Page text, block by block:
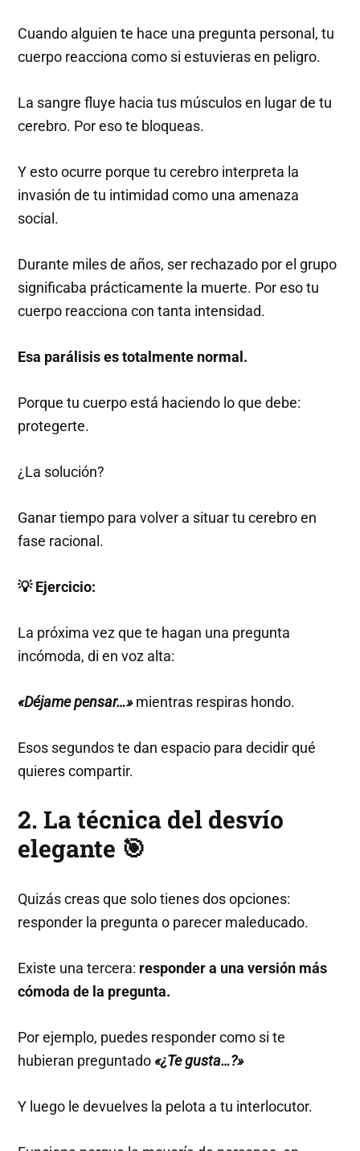
Cuando alguien te hace una pregunta personal, tu
cuerpo reacciona como si estuvieras en peligro.
La sangre fluye hacia tus músculos en lugar de tu
cerebro. Por eso te bloqueas.
Y esto ocurre porque tu cerebro interpreta la
invasión de tu intimidad como una amenaza
social.
Durante miles de años, ser rechazado por el grupo
significaba prácticamente la muerte. Por eso tu
cuerpo reacciona con tanta intensidad.
Esa parálisis es totalmente normal.
Porque tu cuerpo está haciendo lo que debe:
protegerte.
¿La solución?
Ganar tiempo para volver a situar tu cerebro en
fase racional.
💡 Ejercicio:
La próxima vez que te hagan una pregunta
incómoda, di en voz alta:
«Déjame pensar…»mientras respiras hondo.
Esos segundos te dan espacio para decidir qué
quieres compartir.
2. La técnica del desvío
elegante 🎯
Quizás creas que solo tienes dos opciones:
responder la pregunta o parecer maleducado.
Existe una tercera: responder a una versión más
cómoda de la pregunta.
Por ejemplo, puedes responder como si te
hubieran preguntado «¿Te gusta…?»
Y luego le devuelves la pelota a tu interlocutor.